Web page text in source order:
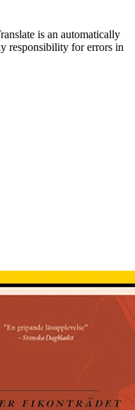
is an automatically
responsibility for errors in